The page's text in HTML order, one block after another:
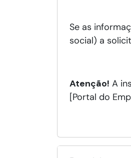
Se as
social) a
Atenção! A
[Portal do